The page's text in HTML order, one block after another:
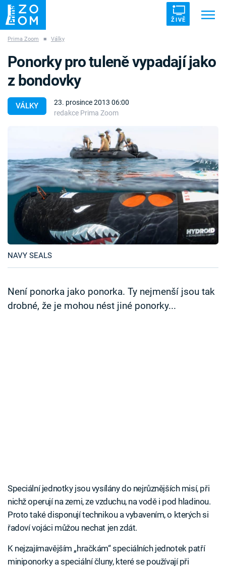
ŽIVĚ
ZÁHADY VETŘELCI DÁVNOVĚKU
Témata
Pořady
TV Program
Časopis
Sledujte prima+
Přihlášení
Prima Zoom ■ Války
VÁLKY
23. prosince 2013 06:00
redakce Prima Zoom
Ponorky pro tuleně vypadají jako
z bondovky
NAVY SEALS
Není ponorka jako ponorka. Ty nejmenší jsou tak
drobné, že je mohou nést jiné ponorky...
Speciální jednotky jsou vysílány do nejrůznějších misí, při
nichž operují na zemi, ze vzduchu, na vodě i pod hladinou.
Proto také disponují technikou a vybavením, o kterých si
řadoví vojáci můžou nechat jen zdát.
K nejzajímavějším „hračkám“ speciálních jednotek patří
miniponorky a speciální čluny, které se používají při